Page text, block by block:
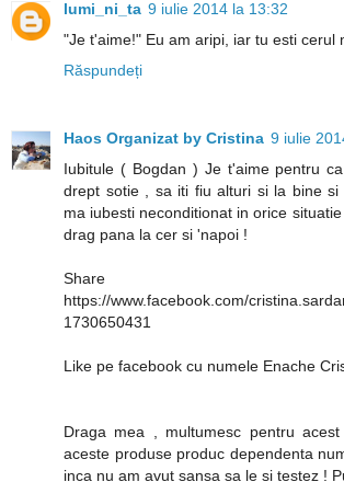
lumi_ni_ta 9 iulie 2014 la 13:32
"Je t'aime!" Eu am aripi, iar tu esti cerul
Răspundeți
Haos Organizat by Cristina 9 iulie
Iubitule ( Bogdan ) Je t'aime pentru
drept sotie , sa iti fiu alturi si la bine
ma iubesti neconditionat in orice
drag pana la cer si 'napoi !
https://www.facebook.com/
1730650431
Like pe facebook cu numele Enache
Draga mea , multumesc pentru
aceste produse produc dependenta
inca nu am avut sansa sa le si testez !